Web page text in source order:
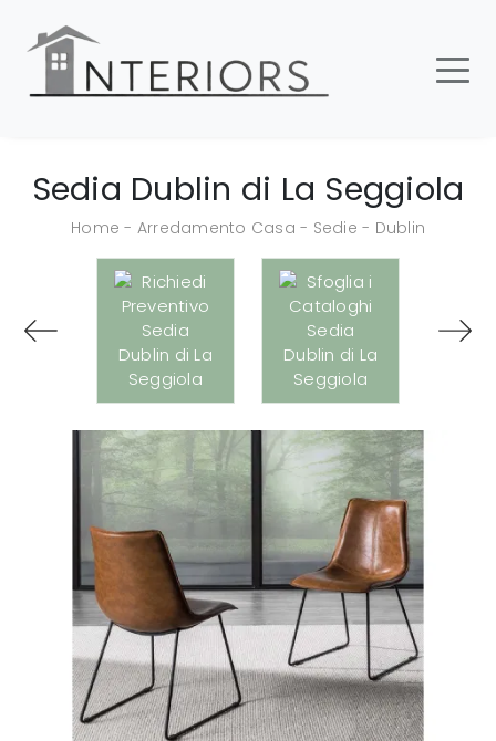
Sedia Dublin di La Seggiola
Home - Arredamento Casa - Sedie - Dublin